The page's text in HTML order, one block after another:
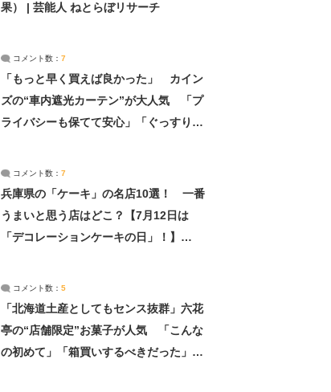
果） | 芸能人 ねとらぼリサーチ
コメント数： 7
「もっと早く買えば良かった」 カイン
ズの“車内遮光カーテン”が大人気 「プ
ライバシーも保てて安心」「ぐっすり眠
コメント数： 7
兵庫県の「ケーキ」の名店10選！ 一番
うまいと思う店はどこ？【7月12日は
「デコレーションケーキの日」！】
コメント数： 5
「北海道土産としてもセンス抜群」六花
亭の“店舗限定”お菓子が人気 「こんな
の初めて」「箱買いするべきだった」